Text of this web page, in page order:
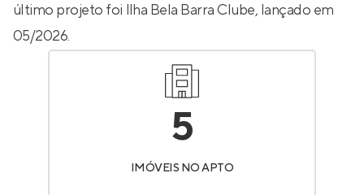
último projeto foi Ilha Bela Barra Clube, lançado em
05/2026.
5
IMÓVEIS NO APTO